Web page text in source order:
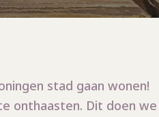
stad gaan wonen!
onthaasten. Dit doen we